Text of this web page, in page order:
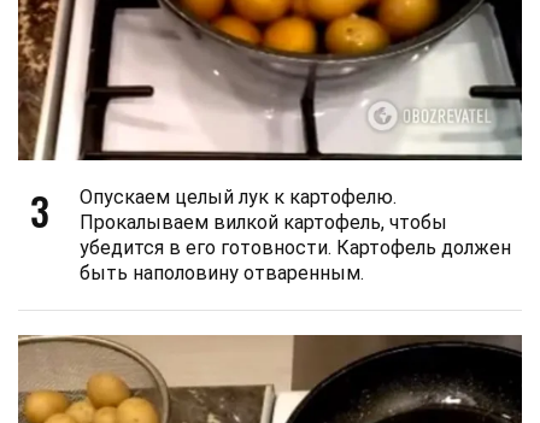
3
Опускаем целый лук к картофелю.
Прокалываем вилкой картофель, чтобы
убедится в его готовности. Картофель должен
быть наполовину отваренным.